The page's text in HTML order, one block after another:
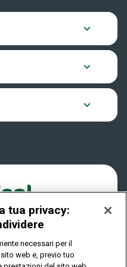
tua privacy:
necessari per il
web e, previo tuo